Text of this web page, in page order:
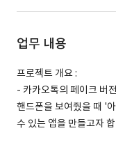
업무 내용
프로젝트 개요 :
- 카카오톡의 페이크 버
핸드폰을 보여줬을 때 '
수 있는 앱을 만들고자